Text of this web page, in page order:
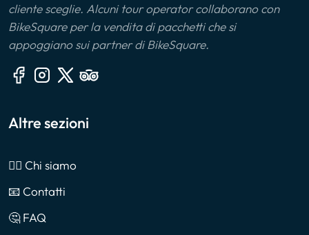
cliente sceglie. Alcuni tour operator collaborano con
BikeSquare per la vendita di pacchetti che si
appoggiano sui partner di BikeSquare.
Altre sezioni
🙎‍♂️ Chi siamo
📧 Contatti
🤔 FAQ